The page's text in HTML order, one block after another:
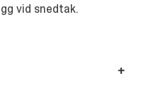
vid snedtak.
+